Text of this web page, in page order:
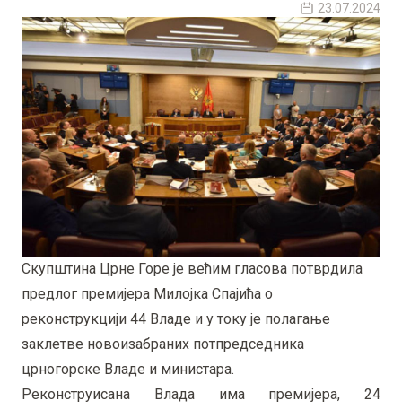
23.07.2024
Скупштина Црне Горе је већим гласова потврдила
предлог премијера Милојка Спајића о
реконструкцији 44 Владе и у току је полагање
заклетве новоизабраних потпредседника
црногорске Владе и министара.
Реконструисана Влада има премијера, 24